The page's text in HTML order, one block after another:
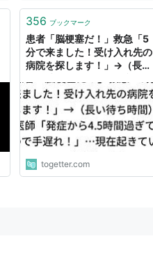
356 ブックマーク
患者「脳梗塞だ！」救急「5
分で来ました！受け入れ先の
病院を探します！」→（長い
4.5時間過ぎてるので手遅
れ！」…現在起きている医療
崩壊の例
togetter.com